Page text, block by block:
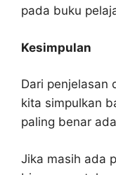
pada buku
Kesimpulan
Dari penjelasan
kita simpulkan
paling benar
Jika masih ada